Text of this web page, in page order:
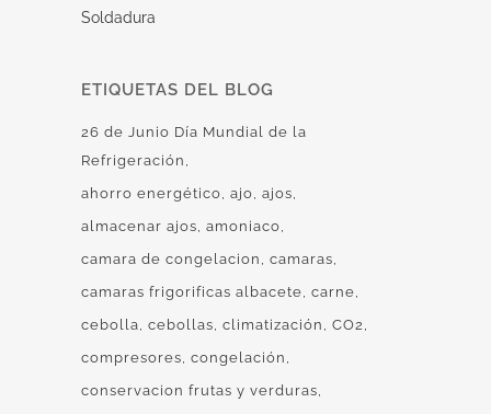
Soldadura
ETIQUETAS DEL BLOG
26 de Junio Día Mundial de la
Refrigeración
ahorro energético ajo ajos
almacenar ajos amoniaco
camara de congelacion
camaras
camaras frigorificas albacete carne
cebolla cebollas climatización
CO2
compresores congelación
conservacion frutas y verduras